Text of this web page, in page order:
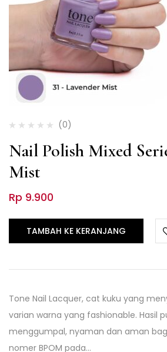
(0)
Nail Polish Mixed
Mist
Rp 9.900
TAMBAH KE KERANJANG
Tone Nail Lacquer, cat kuku yang
varian warna yang fashionable. Hasil
menggumpal, nyaman dan aman
nomer BPOM pada…